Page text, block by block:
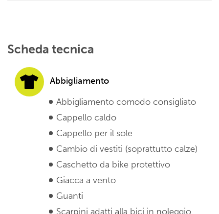
Scheda tecnica
Abbigliamento
Abbigliamento comodo consigliato
Cappello caldo
Cappello per il sole
Cambio di vestiti (soprattutto calze)
Caschetto da bike protettivo
Giacca a vento
Guanti
Scarpini adatti alla bici in noleggio